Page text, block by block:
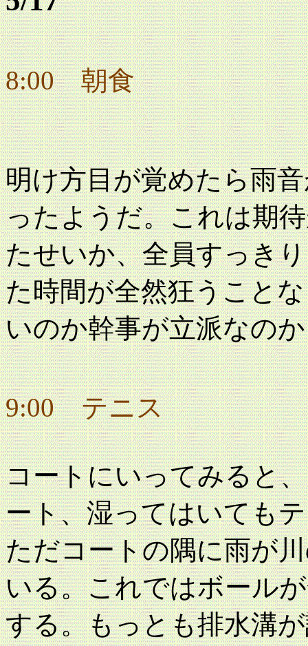
8:00 朝食
明け方目が覚めたら雨
ったようだ。これは期
たせいか、全員すっき
た時間が全然狂うこと
いのか幹事が立派なの
9:00 テニス
コートにいってみると
ート、湿ってはいても
ただコートの隅に雨が
いる。これではボール
する。もっとも排水溝